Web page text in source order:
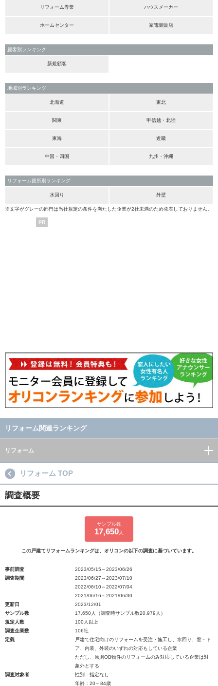
リフォーム専業 ハウスメーカー
ホームセンター 家電量販店
顧客別ランキング
新規顧客
地域別ランキング
北海道 東北
関東 甲信越・北陸
東海 近畿
中国・四国 九州・沖縄
リフォーム箇所別ランキング
水回り 外壁
※文字がグレーの部門は当社規定の条件を満たした企業が2社未満のため発表しておりません。
PR
リフォーム関連ランキング
リフォーム
リフォーム TOP
調査概要
サンプル数
17,650 人
この戸建てリフォームランキングは、オリコンの以下の調査に基づいています。
事前調査
2023/05/15～2023/06/26
調査期間
2023/06/27～2023/07/10
2022/06/10～2022/07/04
2021/06/16～2021/06/30
更新日
2023/12/01
サンプル数
17,650人（調査時サンプル数20,979人）
規定人数
100人以上
調査企業数
106社
定義
戸建て住宅向けのリフォームを受注・施工し、水回り、窓・ド
ア、内装、外装のいずれの対応もしている企業
ただし、原則OB物件のリフォームのみ対応している企業は対
象外とする
調査対象者
性別：指定なし
年齢：20～84歳